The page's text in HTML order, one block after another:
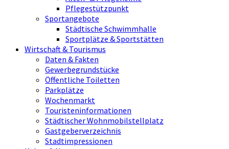
Pflegestützpunkt
Sportangebote
Städtische Schwimmhalle
Sportplätze & Sportstätten
Wirtschaft & Tourismus
Daten & Fakten
Gewerbegrundstücke
Öffentliche Toiletten
Parkplätze
Wochenmarkt
Touristeninformationen
Städtischer Wohnmobilstellplatz
Gastgeberverzeichnis
Stadtimpressionen